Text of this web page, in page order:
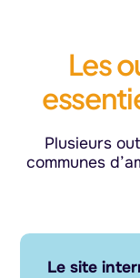
Les
Plusieurs
communes
Le site